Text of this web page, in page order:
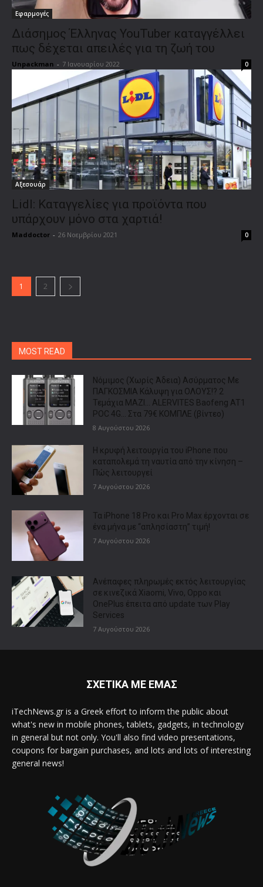
Εφαρμογές
Διάσημος Έλληνας YouTuber καταγγέλλει
πως δέχεται απειλές για τη ζωή του
Unpackman - 7 Ιανουαρίου 2022 0
Αξεσουάρ
Lidl: Καταγγελίες για προϊόντα που
υπάρχουν μόνο στα χαρτιά!
Maddoctor - 26 Νοεμβρίου 2021 0
1 2
MOST READ
Νόμιμος (Χωρίς Άδεια) Ασύρματος Με
ΠΑΓΚΟΣΜΙΑ Κάλυψη για ΟΛΟΥΣ!? 2
Τεμάχια ΜΑΖΙ… ALERVITES Baofeng AT1
POC 4G… Στα 79€ ΚΟΜΠΛΕ (βίντεο)
8 Αυγούστου 2026
Η κρυφή λειτουργία του iPhone που
καταπολεμά τη ναυτία από την κίνηση –
Πώς λειτουργεί
7 Αυγούστου 2026
Τα iPhone 18 Pro και Pro Max έρχονται σε
ένα μήνα με “απλησίαστη” τιμή!
7 Αυγούστου 2026
Ανέπαφες πληρωμές εκτός λειτουργίας
σε κινεζικά Xiaomi, Vivo, Oppo και
OnePlus έπειτα από update των Play
Services
7 Αυγούστου 2026
ΣΧΕΤΙΚΑ ΜΕ ΕΜΑΣ
iTechNews.gr is a Greek effort to inform the public about
what's new in mobile phones, tablets, gadgets, in technology
in general but not only. You'll also find video presentations,
coupons for bargain purchases, and lots and lots of interesting
general news!